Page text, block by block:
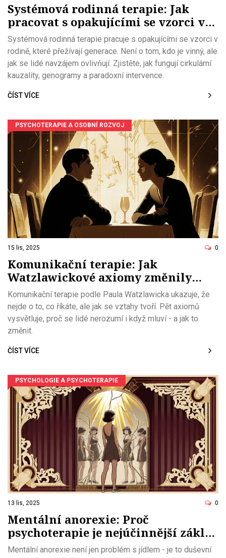
Systémová rodinná terapie: Jak
pracovat s opakujícími se vzorci v
rodině
Systémová rodinná terapie pracuje s opakujícími se vzorci v
rodině, které přežívají generace. Není o tom, kdo je vinný, ale
jak se lidé navzájem ovlivňují. Zjistěte, jak fungují cirkulární
kauzality, genogramy a paradoxní intervence.
ČÍST VÍCE
PSYCHOTERAPIE A OSOBNÍ ROZVOJ
15 lis, 2025 0
Komunikační terapie: Jak
Watzlawickové axiomy změnily
psychoterapii
Komunikační terapie podle Paula Watzlawicka ukazuje, že
nejde o to, co říkáte, ale jak se vztahy tvoří. Pět axiomů
vysvětluje, proč se lidé nerozumí i když mluví - a jak to
změnit.
ČÍST VÍCE
PSYCHOLOGIE A PSYCHOTERAPIE
13 lis, 2025 0
Mentální anorexie: Proč
psychoterapie je nejúčinnější základ
léčby
Mentální anorexie není jen problém s jídlem - je to duševní